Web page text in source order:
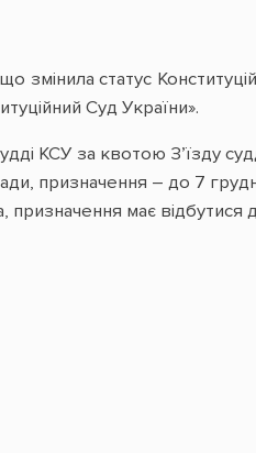
змінила статус
Суд України».
КСУ за квотою З’їзду
призначення – до 7
має відбутися